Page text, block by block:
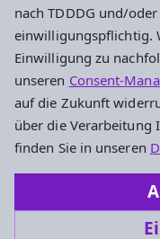
nach TDDDG und/oder
einwilligungspflichtig.
Einwilligung zu
unseren Consent-
auf die Zukunft
über die Verarbeitung
finden Sie in unseren
Evangelisches
Am Hintersand 15
35745 Herborn
dekanat.dill@ekhn.de